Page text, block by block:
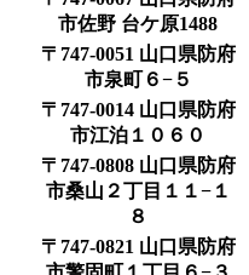
市佐野 台ケ原1488
〒747-0051 山口県防府
市泉町６−５
〒747-0014 山口県防府
市江泊１０６０
〒747-0808 山口県防府
市桑山２丁目１１−１
８
〒747-0821 山口県防府